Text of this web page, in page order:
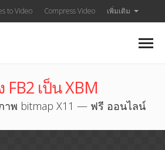
to Video Compress Video เพิ่มเติม
FB2 เป็น XBM
าพ bitmap X11 — ฟรี ออนไลน์